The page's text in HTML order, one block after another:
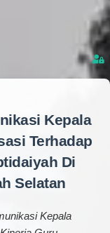
Kepala
Terhadap
Di
Selatan
Kepala